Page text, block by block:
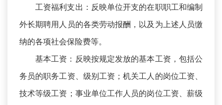
工资福利支出：反映单位开支的在职职工和编制
外长期聘用人员的各类劳动报酬，以及为上述人员缴
纳的各项社会保险费等。
基本工资：反映按规定发放的基本工资，包括公
务员的职务工资、级别工资；机关工人的岗位工资、
技术等级工资；事业单位工作人员的岗位工资、薪级